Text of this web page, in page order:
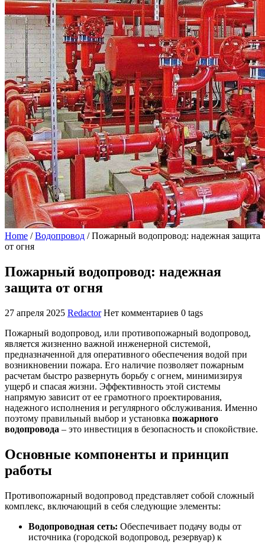
Home /Водопровод /Пожарный водопровод: надежная защита
от огня
Пожарный водопровод: надежная
защита от огня
27 апреля 2025 Redactor Нет комментариев 0 tags
Пожарный водопровод, или противопожарный водопровод,
является жизненно важной инженерной системой,
предназначенной для оперативного обеспечения водой при
возникновении пожара. Его наличие позволяет пожарным
расчетам быстро развернуть борьбу с огнем, минимизируя
ущерб и спасая жизни. Эффективность этой системы
напрямую зависит от ее грамотного проектирования,
надежного исполнения и регулярного обслуживания. Именно
поэтому правильный выбор и установка пожарного
водопровода – это инвестиция в безопасность и спокойствие.
Основные компоненты и принцип
работы
Противопожарный водопровод представляет собой сложный
комплекс, включающий в себя следующие элементы:
Водопроводная сеть: Обеспечивает подачу воды от
источника (городской водопровод, резервуар) к